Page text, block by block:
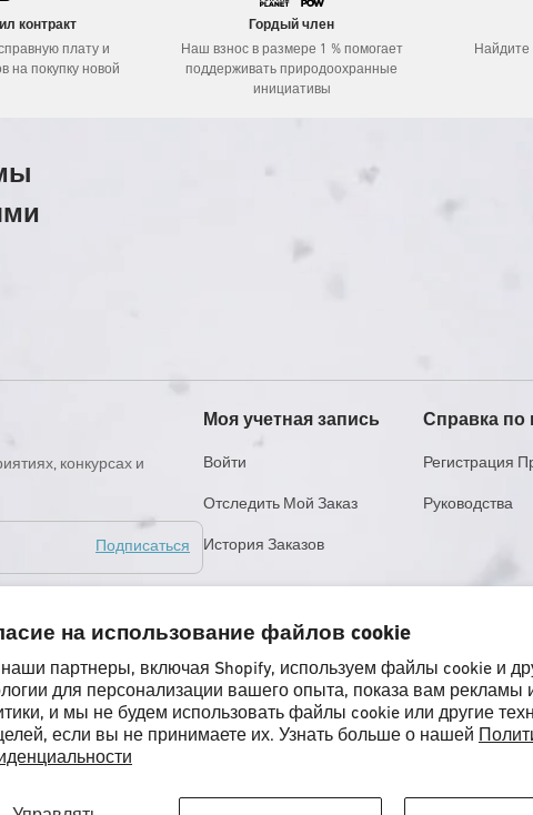
на использование файлов cookie
партнеры, включая Shopify, используем файлы cookie и
для персонализации вашего опыта, показа вам рекламы
и мы не будем использовать файлы cookie или другие
если вы не принимаете их. Узнать больше о нашей
контракт
плату и
на покупку новой
Гордый член
Наш взнос в размере 1 % помогает
поддерживать природоохранные
инициативы
Найдите
конкурсах и
Подписаться
времени (PST)
Моя учетная запись
Войти
Отследить Мой Заказ
История Заказов
Справка по
Регистрация
Руководства